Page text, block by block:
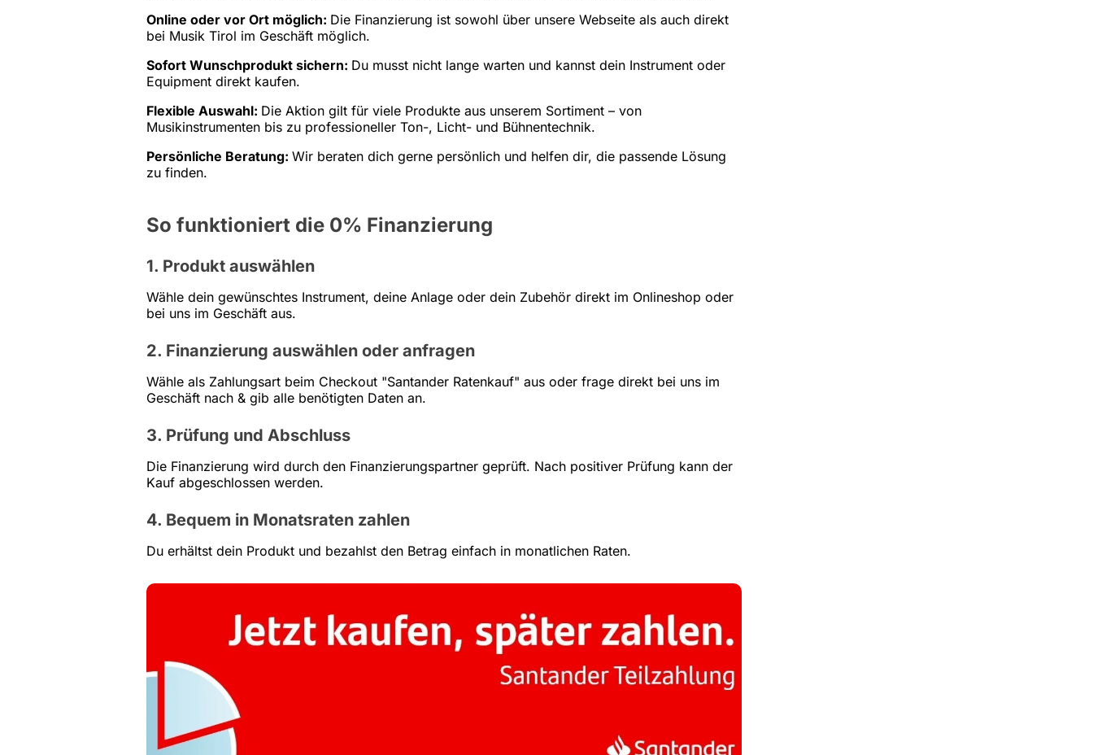
Online oder vor Ort möglich: Die Finanzierung ist sowohl über unsere Webseite als auch direkt
bei Musik Tirol im Geschäft möglich.
Sofort Wunschprodukt sichern: Du musst nicht lange warten und kannst dein Instrument oder
Equipment direkt kaufen.
Flexible Auswahl: Die Aktion gilt für viele Produkte aus unserem Sortiment – von
Musikinstrumenten bis zu professioneller Ton-, Licht- und Bühnentechnik.
Persönliche Beratung: Wir beraten dich gerne persönlich und helfen dir, die passende Lösung
zu finden.
So funktioniert die 0% Finanzierung
1. Produkt auswählen
Wähle dein gewünschtes Instrument, deine Anlage oder dein Zubehör direkt im Onlineshop oder
bei uns im Geschäft aus.
2. Finanzierung auswählen oder anfragen
Wähle als Zahlungsart beim Checkout "Santander Ratenkauf" aus oder frage direkt bei uns im
Geschäft nach & gib alle benötigten Daten an.
3. Prüfung und Abschluss
Die Finanzierung wird durch den Finanzierungspartner geprüft. Nach positiver Prüfung kann der
Kauf abgeschlossen werden.
4. Bequem in Monatsraten zahlen
Du erhältst dein Produkt und bezahlst den Betrag einfach in monatlichen Raten.